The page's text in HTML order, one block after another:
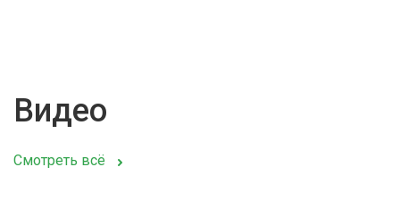
Видео
Смотреть всё